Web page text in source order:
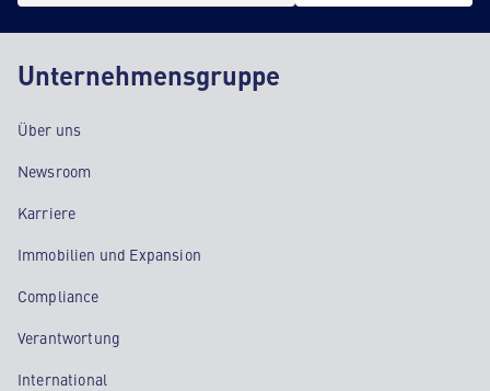
Unternehmensgruppe
Über uns
Newsroom
Karriere
Immobilien und Expansion
Compliance
Verantwortung
International